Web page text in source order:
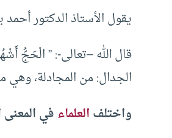
يقول الأستاذ الدكتور
قال الله –تعالى-: ”
الجدال: من المجادلة،
واختلفالعلماءفي المعنى